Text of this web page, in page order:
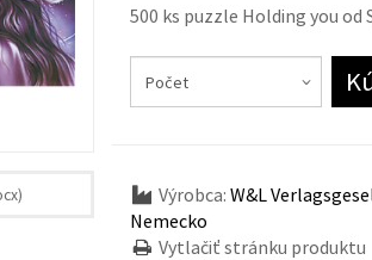
500 ks puzzle Holding you od
Výrobca: W&L
Nemecko
Vytlačiť stránku produktu